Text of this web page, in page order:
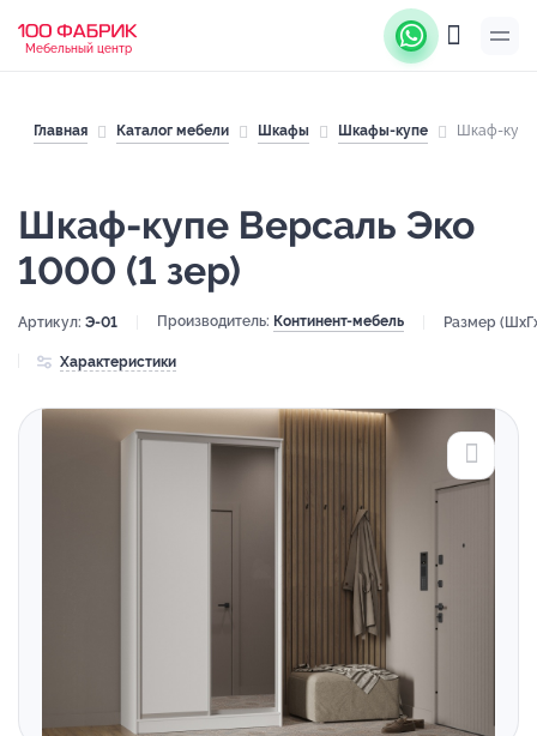
Мебельный центр
Главная Каталог мебели Шкафы Шкафы-купе Шкаф-купе
Шкаф-купе Версаль Эко
1000 (1 зер)
Артикул: Э-01 Производитель: Континент-мебель Размер
Характеристики